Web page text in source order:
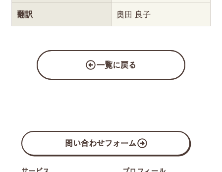
翻訳 奥田 良子
一覧に戻る
問い合わせフォーム